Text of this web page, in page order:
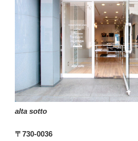
ー
コ
は
が
で
し
う
alta sotto
〒730-0036